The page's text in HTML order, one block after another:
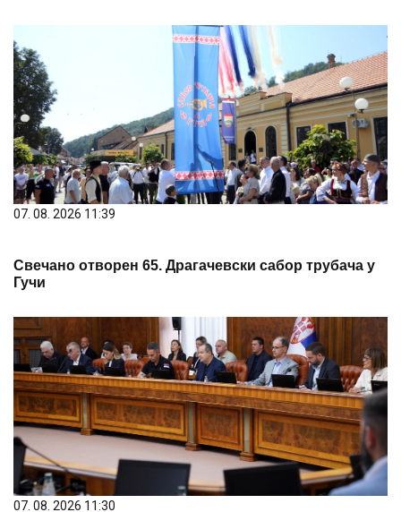
07. 08. 2026 11:39
Свечано отворен 65. Драгачевски сабор трубача у
Гучи
07. 08. 2026 11:30